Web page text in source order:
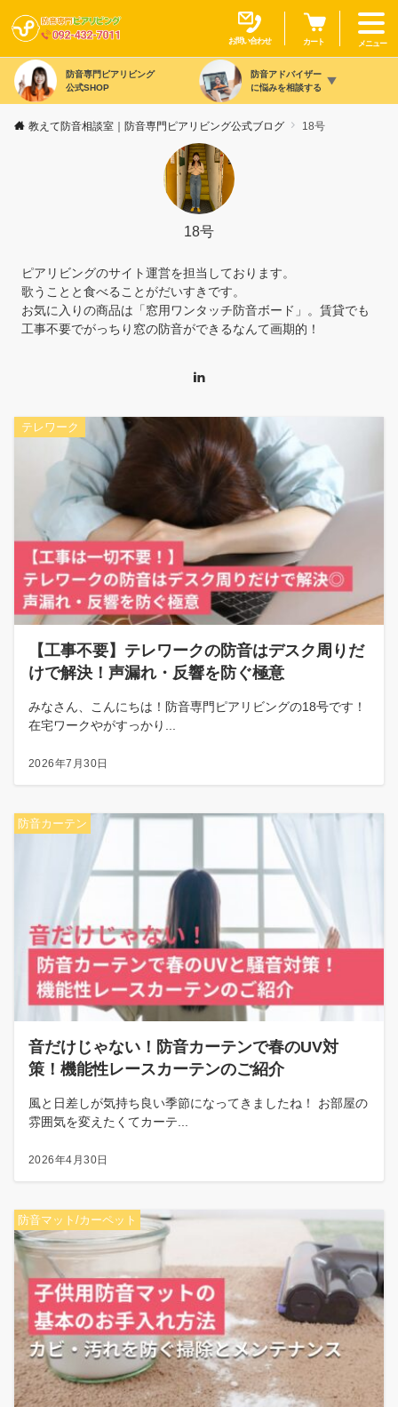
お問い合わせ カート メニュー
防音専門ピアリビング
公式SHOP
防音アドバイザー
に悩みを相談する
教えて防音相談室｜防音専門ピアリビング公式ブログ 18号
18号
ピアリビングのサイト運営を担当しております。
歌うことと食べることがだいすきです。
お気に入りの商品は「窓用ワンタッチ防音ボード」。賃貸でも
工事不要でがっちり窓の防音ができるなんて画期的！
テレワーク
【工事不要】テレワークの防音はデスク周りだ
けで解決！声漏れ・反響を防ぐ極意
みなさん、こんにちは！防音専門ピアリビングの18号です！
在宅ワークやがすっかり...
2026年7月30日
防音カーテン
音だけじゃない！防音カーテンで春のUV対
策！機能性レースカーテンのご紹介
風と日差しが気持ち良い季節になってきましたね！ お部屋の
雰囲気を変えたくてカーテ...
2026年4月30日
防音マット/カーペット